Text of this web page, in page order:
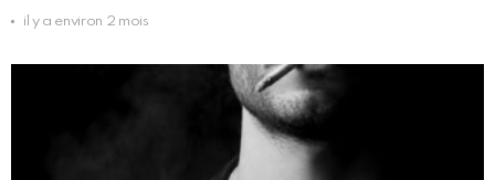
il y a environ 2 mois